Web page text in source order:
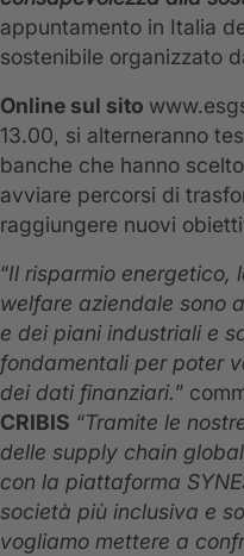
appuntamento in Italia
sostenibile organizzato
Online sul sito
13.00, si alterneranno
banche che hanno
avviare percorsi di
raggiungere nuovi
“Il risparmio energetico,
welfare aziendale sono
e dei piani industriali e
fondamentali per poter
dei dati finanziari.”
CRIBIS “Tramite le
delle supply chain
con la piattaforma
società più inclusiva e
vogliamo mettere a